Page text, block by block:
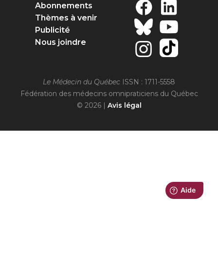
Abonnements
Thèmes à venir
Publicité
Nous joindre
Le Médecin du Québec ISSN : 1711-5558
Fédération des médecins omnipraticiens du Québec
© 2026 | Avis légal